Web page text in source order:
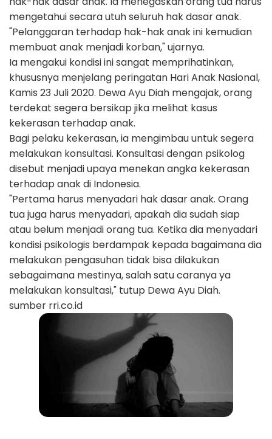
mengetahui secara utuh seluruh hak dasar anak.
"Pelanggaran terhadap hak-hak anak ini kemudian
membuat anak menjadi korban," ujarnya.
Ia mengakui kondisi ini sangat memprihatinkan,
khususnya menjelang peringatan Hari Anak Nasional,
Kamis 23 Juli 2020. Dewa Ayu Diah mengajak, orang
terdekat segera bersikap jika melihat kasus
kekerasan terhadap anak.
Bagi pelaku kekerasan, ia mengimbau untuk segera
melakukan konsultasi. Konsultasi dengan psikolog
disebut menjadi upaya menekan angka kekerasan
terhadap anak di Indonesia.
"Pertama harus menyadari hak dasar anak. Orang
tua juga harus menyadari, apakah dia sudah siap
atau belum menjadi orang tua. Ketika dia menyadari
kondisi psikologis berdampak kepada bagaimana dia
melakukan pengasuhan tidak bisa dilakukan
sebagaimana mestinya, salah satu caranya ya
melakukan konsultasi," tutup Dewa Ayu Diah.
sumber rri.co.id